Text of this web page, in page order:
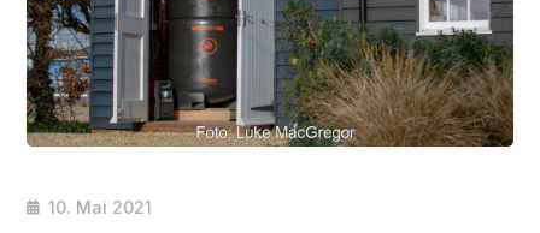
10. Mai 2021